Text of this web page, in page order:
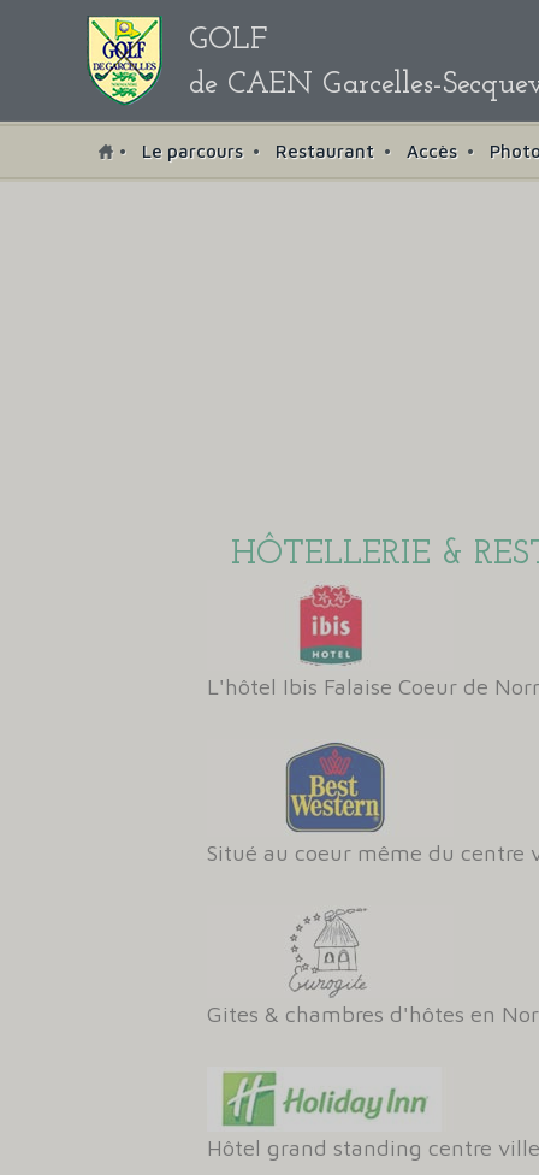
GOLF
de CAEN Garcelles-
Le parcours Restaurant Accès
HÔTELLERIE &
L'hôtel Ibis Falaise Coeur de
Situé au coeur même du centre
Gites & chambres d'hôtes en
Hôtel grand standing centre